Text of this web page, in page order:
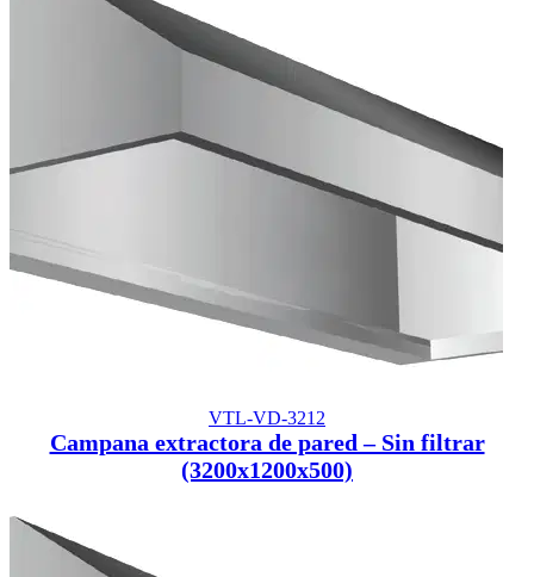
VTL-VD-3212
Campana extractora de pared – Sin filtrar
(3200x1200x500)